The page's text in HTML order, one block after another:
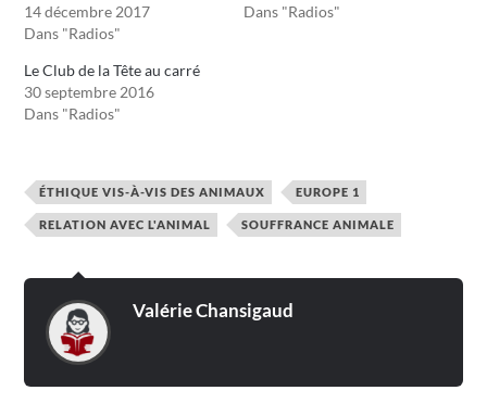
14 décembre 2017
Dans "Radios"
Dans "Radios"
Le Club de la Tête au carré
30 septembre 2016
Dans "Radios"
ÉTHIQUE VIS-À-VIS DES ANIMAUX EUROPE 1
RELATION AVEC L'ANIMAL SOUFFRANCE ANIMALE
Valérie Chansigaud